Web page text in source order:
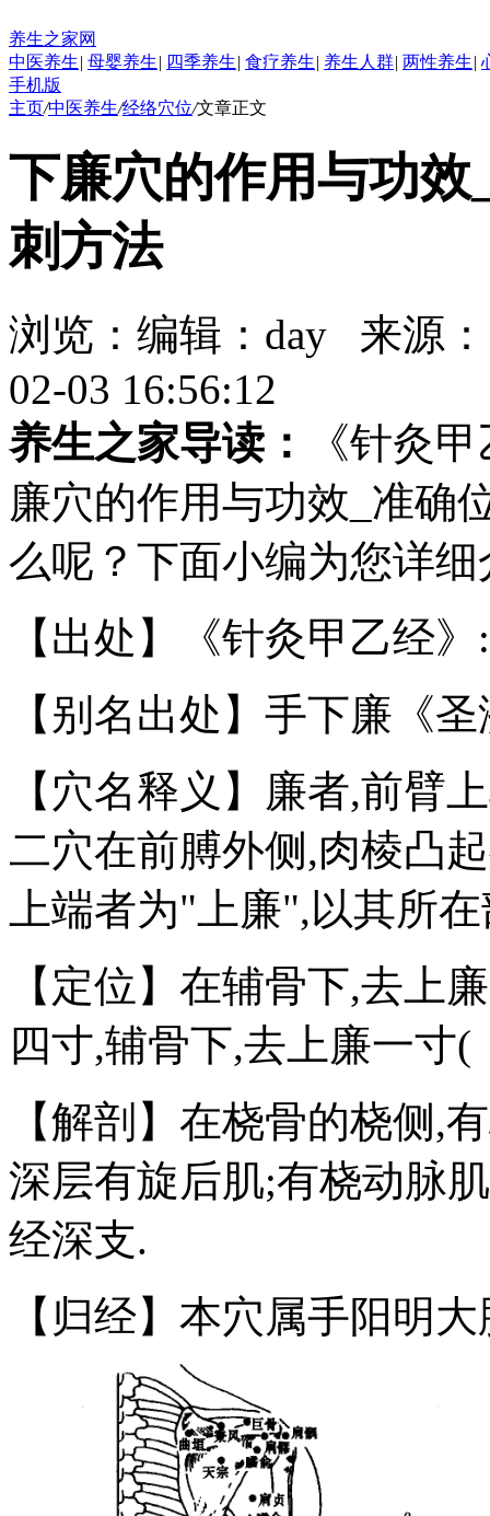
养生之家网
中医养生| 母婴养生| 四季养生| 食疗养生| 养生人群| 两性养生|
手机版
主页/中医养生/经络穴位/文章正文
下廉穴的作用与功
刺方法
浏览： 编辑： day 来源：
02-03 16:56:12
养生之家导读：
《针灸
廉穴的作用与功效_准确
么呢？下面小编为您详细
【出处】《针灸甲乙经
【别名出处】手下廉《
【穴名释义】廉者,前臂
二穴在前膊外侧,肉棱凸
上端者为"上廉",以其所
【定位】在辅骨下,去上
四寸,辅骨下,去上廉一寸(
【解剖】在桡骨的桡侧,
深层有旋后肌;有桡动脉
经深支.
【归经】本穴属手阳明